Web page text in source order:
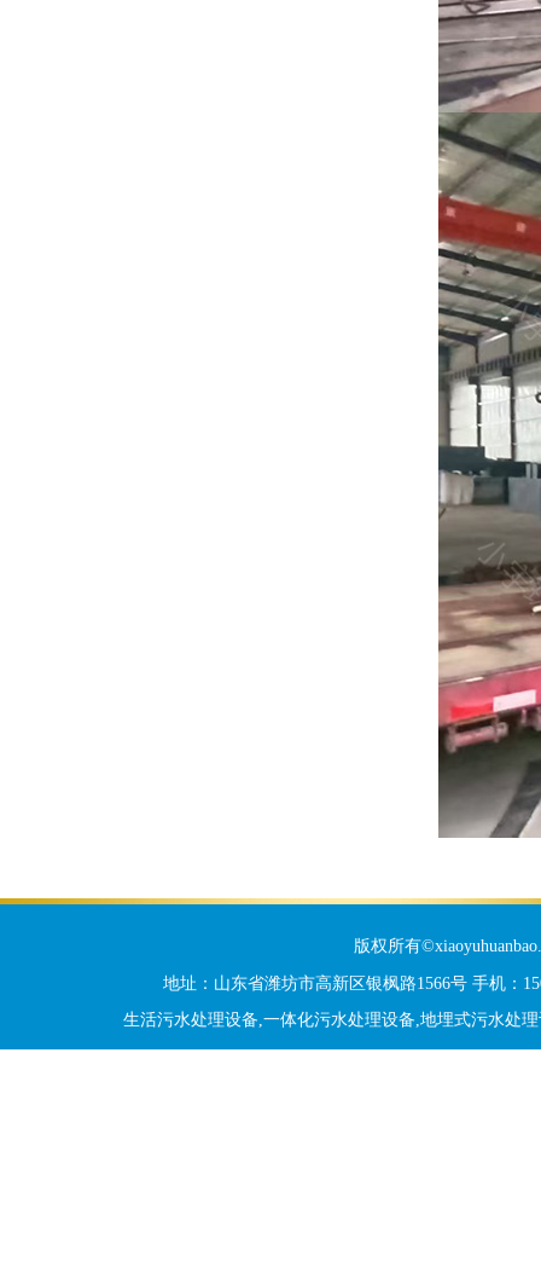
版权所有
地址：山东省潍坊市高新区银枫路1566号 手机：
生活污水处理设备,一体化污水处理设备,地埋式污水处